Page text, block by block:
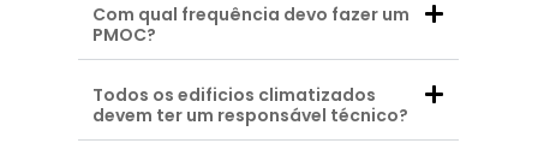
Com qual frequência devo fazer um
PMOC?
Todos os edificios climatizados
devem ter um responsável técnico?